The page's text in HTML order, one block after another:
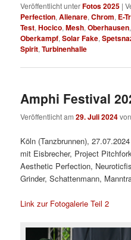
Veröffentlicht unterFotos 2025 |
Perfection,Alienare,Chrom, E-
Test,Hocico,Mesh,Oberhausen
Oberkampf,Solar Fake,
Spirit,Turbinenhalle
Amphi Festival
Veröffentlicht am29. Juli 2024
Köln (Tanzbrunnen), 27.07.2024
mit Eisbrecher, Project
Aesthetic Perfection,
Grinder, Schattenmann,
Link zur Fotogalerie Teil 2